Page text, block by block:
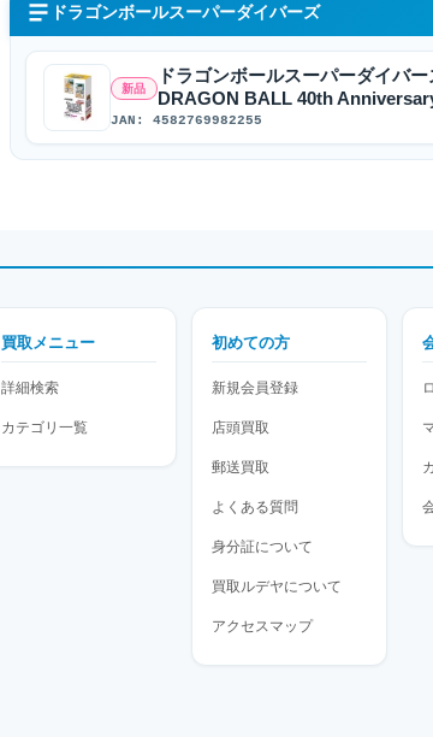
ドラゴンボールスーパーダイバーズ
新品
ドラゴンボールスーパーダイバ
DRAGON BALL 40th
JAN: 4582769982255
買取メニュー
詳細検索
カテゴリ一覧
初めての方
新規会員登録
店頭買取
郵送買取
よくある質問
身分証について
買取ルデヤについて
アクセスマップ